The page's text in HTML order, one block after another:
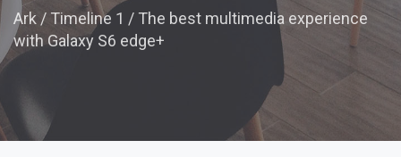
Ark / Timeline 1 / The best multimedia experience
with Galaxy S6 edge+